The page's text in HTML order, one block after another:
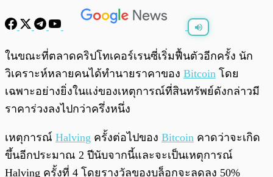
พร้อมเล่น 0:00 / 0:00
ในขณะที่ตลาดคริปโทเคอร์เรนซี่เริ่มฟื้นตัวอีกครั้ง นัก
วิเคราะห์หลายคนได้ทำนายราคาของ Bitcoin โดย
เฉพาะอย่างยิ่งในแง่ของเหตุการณ์ที่สินทรัพย์ดังกล่าวมี
ราคาร่วงลงไปกว่าครึ่งหนึ่ง
เหตุการณ์ Halving ครั้งต่อไปของ Bitcoin คาดว่าจะเกิด
ขึ้นอีกประมาณ 2 ปีนับจากนี้และจะเป็นเหตุการณ์
Halving ครั้งที่ 4 โดยรางวัลของบล็อกจะลดลง 50%